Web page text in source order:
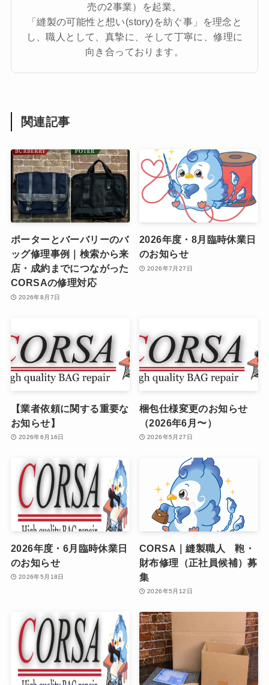
売の2事業）を起業。
「縫製の可能性と想い(story)を紡ぐ事」を理念と
し、職人として、真摯に、そして丁寧に、修理に
向き合っております。
関連記事
ポーターとバーバリーのバ
ッグ修理事例｜検索から来
店・成約までにつながった
CORSAの修理対応
2026年8月7日
2026年度・8月臨時休業日
のお知らせ
2026年7月27日
【業者依頼に関する重要な
お知らせ】
2026年6月16日
梱包仕様変更のお知らせ
（2026年6月〜）
2026年5月27日
2026年度・6月臨時休業日
のお知らせ
2026年5月18日
CORSA｜縫製職人 鞄・
財布修理（正社員候補）募
集
2026年5月12日